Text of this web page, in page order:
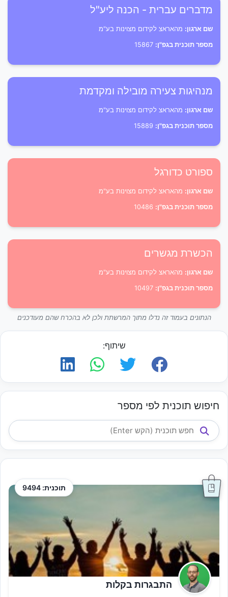
מדברים עברית - הכנה ליע"ל
שם ארגון: מהאראצ לקידום מצוינות בע"מ
מספר תוכנית בגפ"ן:
מנהיגות צעירה מובילה ומקדמת
שם ארגון: מהאראצ לקידום מצוינות בע"מ
מספר תוכנית בגפ"ן:
ספורט כדורגל
שם ארגון: מהאראצ לקידום מצוינות בע"מ
מספר תוכנית בגפ"ן:
הכשרת מגשרים
שם ארגון: מהאראצ לקידום מצוינות בע"מ
מספר תוכנית בגפ"ן:
הנתונים בעמוד זה נדלו מתוך המרשתת ולכן לא בהכרח שהם מעודכנים
שיתוף:
חיפוש תוכנית לפי מספר
תוכנית: 9494
התבגרות בקלות